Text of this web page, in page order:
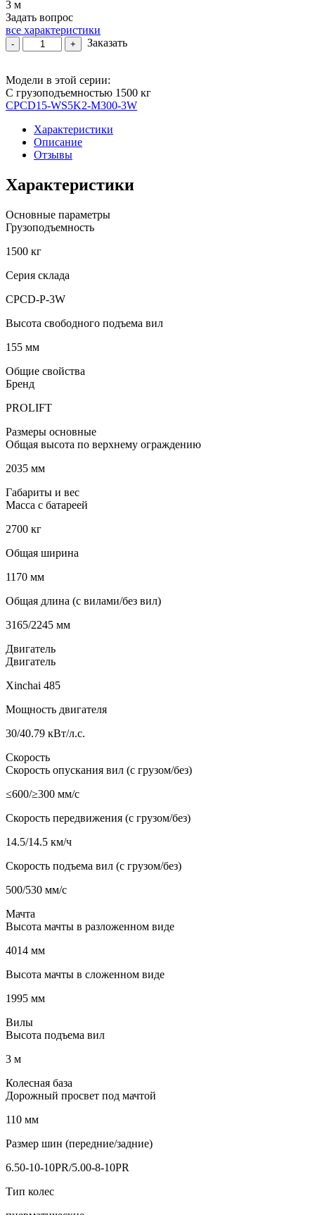
3 м
Задать вопрос
все характеристики
-
Количество
товара
погрузчик
дизельный
CPCD15-
с
тремя
линиями
+ Заказать
Модели в этой серии:
С грузоподъемностью 1500 кг
CPCD15-WS5K2-M300-3W
Характеристики
Описание
Отзывы
Характеристики
Основные параметры
Грузоподъемность
1500 кг
Серия склада
CPCD-P-3W
Высота свободного подъема вил
155 мм
Общие свойства
Бренд
PROLIFT
Размеры основные
Общая высота по верхнему ограждению
2035 мм
Габариты и вес
Масса с батареей
2700 кг
Общая ширина
1170 мм
Общая длина (с вилами/без вил)
3165/2245 мм
Двигатель
Двигатель
Xinchai 485
Мощность двигателя
30/40.79 кВт/л.с.
Скорость
Скорость опускания вил (с грузом/без)
≤600/≥300 мм/с
Скорость передвижения (с грузом/без)
14.5/14.5 км/ч
Скорость подъема вил (с грузом/без)
500/530 мм/с
Мачта
Высота мачты в разложенном виде
4014 мм
Высота мачты в сложенном виде
1995 мм
Вилы
Высота подъема вил
3 м
Колесная база
Дорожный просвет под мачтой
110 мм
Размер шин (передние/задние)
6.50-10-10PR/5.00-8-10PR
Тип колес